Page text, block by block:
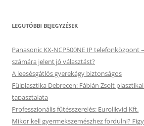
LEGUTÓBBI BEJEGYZÉSEK
Panasonic KX-NCP500NE IP telefonközpont
számára jelent jó választást?
A leesésgátlós gyerekágy biztonságos
Fülplasztika Debrecen: Fábián Zsolt
tapasztalata
Professzionális fűtésszerelés: Eurolikvid Kft.
Mikor kell gyermekszemészhez fordulni?